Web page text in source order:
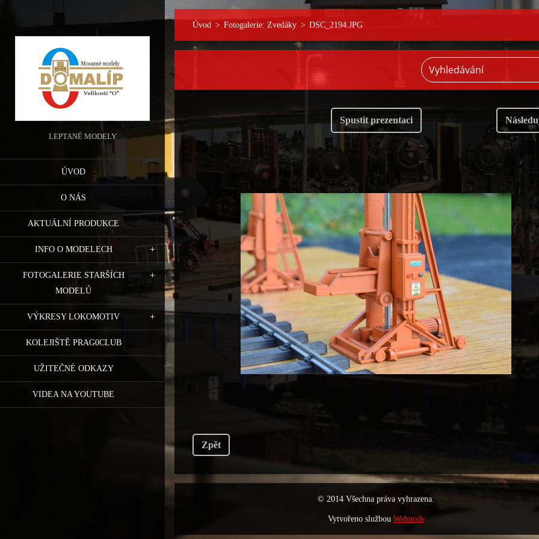
LEPTANÉ MODELY
ÚVOD
O NÁS
AKTUÁLNÍ PRODUKCE
INFO O MODELECH
FOTOGALERIE STARŠÍCH
MODELŮ
VÝKRESY LOKOMOTIV
KOLEJIŠTĚ PRAG0CLUB
UŽITEČNÉ ODKAZY
VIDEA NA YOUTUBE
Úvod > Fotogalerie: Zvedáky > DSC_2194.JPG
Spustit prezentaci
Zpět
© 2014 Všechna práva vyhrazena.
Vytvořeno službou Webnode